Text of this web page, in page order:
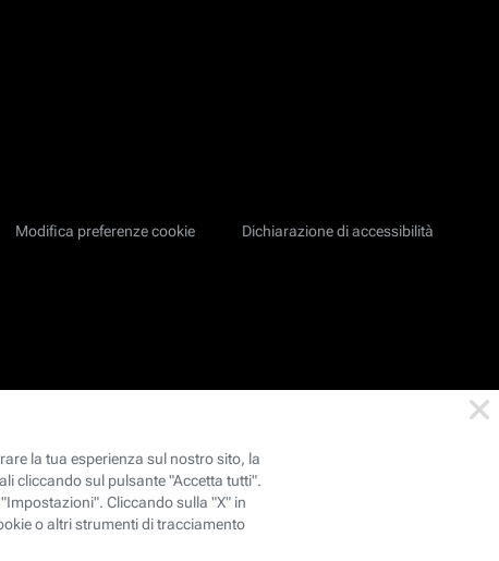
Modifica preferenze cookie Dichiarazione di accessibilità